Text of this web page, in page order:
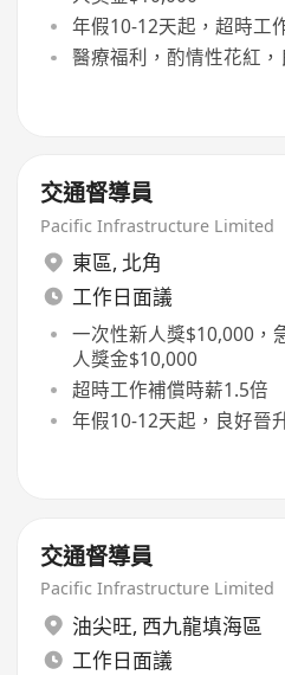
年假10-12天起，超時工
醫療福利，酌情性花紅
交通督導員
Pacific Infrastructure Limited
東區, 北角
工作日面議
一次性新人獎$10,000，
人獎金$10,000
超時工作補償時薪1.5倍
年假10-12天起，良好晉
交通督導員
Pacific Infrastructure Limited
油尖旺, 西九龍填海區
工作日面議